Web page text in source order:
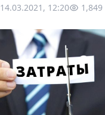
14.03.2021, 12:20 1,849